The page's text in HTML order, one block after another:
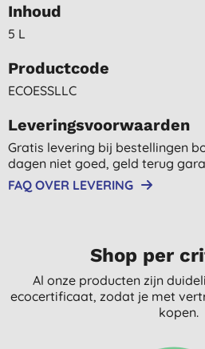
Inhoud
5 L
Productcode
ECOESSLLC
Leveringsvoorwaarden
Gratis levering bij bestellingen
dagen niet goed, geld terug
FAQ OVER LEVERING
Shop per
Al onze producten zijn
ecocertificaat, zodat je met
kopen.